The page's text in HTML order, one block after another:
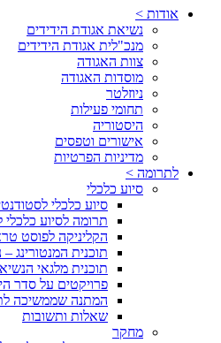
אודות >
נשיאת אגודת הידידים
מנכ"לית אגודת הידידים
צוות האגודה
מוסדות האגודה
ניוזלטר
תחומי פעילות
היסטוריה
אישורים וטפסים
מדיניות הפרטיות
לתרומה >
סיוע כלכלי
סיוע כלכלי
תרומה לסיוע כלכלי
הקליניקה לפוסט
תוכנית המנטורינג
תוכנית מלגאי
פרויקטים על סדר
המתנה שממשיכה
שאלות ותשובות
מחקר